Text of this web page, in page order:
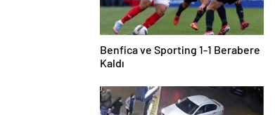
Benfica ve Sporting 1-1 Berabere
Kaldı